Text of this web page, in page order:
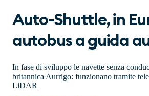
Auto-Shuttle, in
autobus a guida
In fase di sviluppo le navette senza
britannica Aurrigo: funzionano tramite
LiDAR